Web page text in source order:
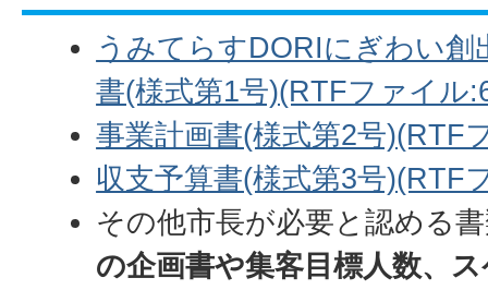
うみてらすDORIにぎわい創
書(様式第1号)(RTFファイル
事業計画書(様式第2号)(RTF
収支予算書(様式第3号)(RTF
その他市長が必要と認める
の企画書や集客目標人数、